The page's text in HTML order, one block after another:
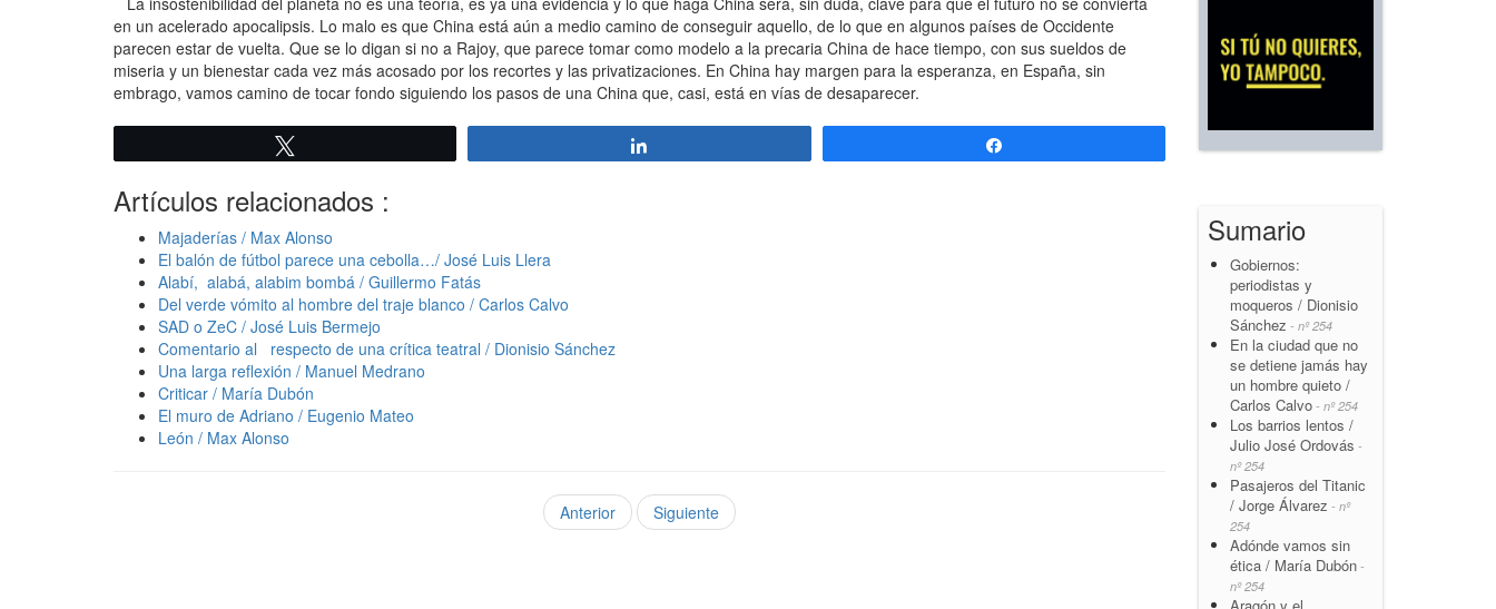
en un acelerado apocalipsis. Lo malo es que China está aún a medio camino de conseguir aquello, de lo que en algunos países de Occidente
parecen estar de vuelta. Que se lo digan si no a Rajoy, que parece tomar como modelo a la precaria China de hace tiempo, con sus sueldos de
miseria y un bienestar cada vez más acosado por los recortes y las privatizaciones. En China hay margen para la esperanza, en España, sin
embrago, vamos camino de tocar fondo siguiendo los pasos de una China que, casi, está en vías de desaparecer.
Artículos relacionados :
Majaderías / Max Alonso
El balón de fútbol parece una cebolla…/ José Luis Llera
Alabí, alabá, alabim bombá / Guillermo Fatás
Del verde vómito al hombre del traje blanco / Carlos Calvo
SAD o ZeC / José Luis Bermejo
Comentario al respecto de una crítica teatral / Dionisio Sánchez
Una larga reflexión / Manuel Medrano
Criticar / María Dubón
El muro de Adriano / Eugenio Mateo
León / Max Alonso
Anterior Siguiente
Sumario
Gobiernos:
periodistas y
moqueros / Dionisio
Sánchez - nº 254
En la ciudad que no
se detiene jamás hay
un hombre quieto /
Carlos Calvo - nº 254
Los barrios lentos /
Julio José Ordovás -
nº 254
Pasajeros del Titanic
/ Jorge Álvarez - nº
254
Adónde vamos sin
ética / María Dubón -
nº 254